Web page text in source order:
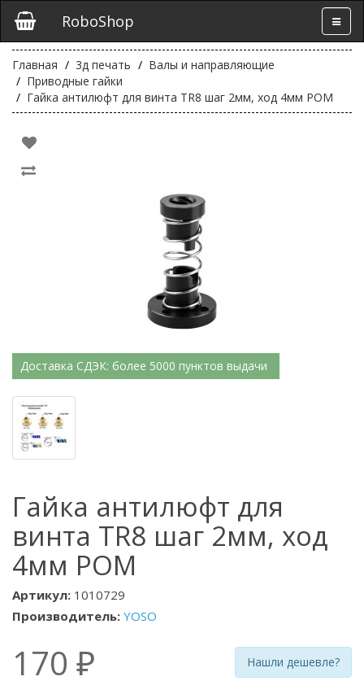
RoboShop
Главная 3д печать
Валы и направляющие
Приводные гайки
Гайка антилюфт для винта TR8 шаг 2мм, ход 4мм POM
Доставка СДЭК: более 5000 пунктов выдачи
Гайка антилюфт для
винта TR8 шаг 2мм, ход
4мм POM
Артикул: 1010729
Производитель: YOSO
170 ₽ Нашли дешевле?